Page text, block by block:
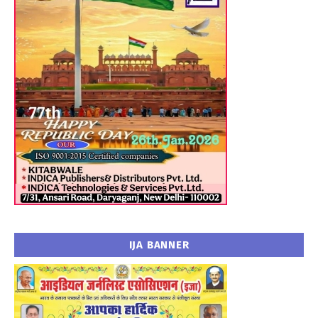
IJA BANNER